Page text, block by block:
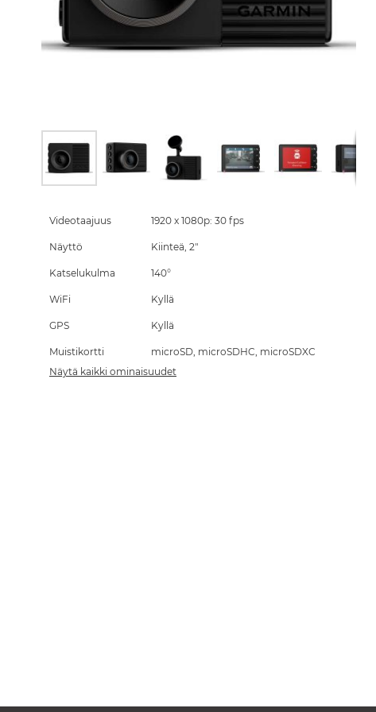
the
images
Videotaajuus 1920 x 1080p: 30 fps
Näyttö Kiinteä, 2"
Katselukulma 140°
WiFi Kyllä
GPS Kyllä
Muistikortti
microSD, microSDHC, microSDXC
Näytä kaikki ominaisuudet